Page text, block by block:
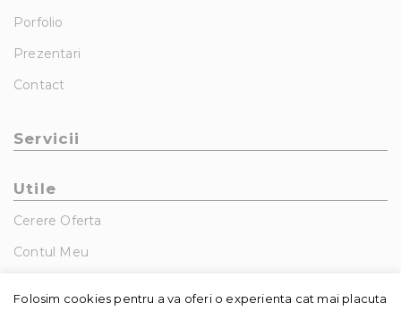
Porfolio
Prezentari
Contact
Servicii
Utile
Cerere Oferta
Contul Meu
Folosim cookies pentru a va oferi o experienta cat mai placuta